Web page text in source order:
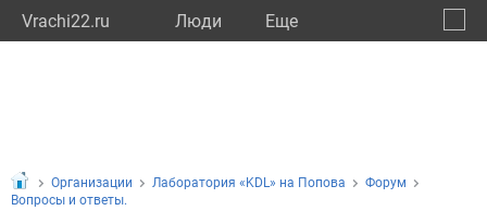
Vrachi22.ru Люди Eще
Организации Лаборатория «KDL» на Попова
Форум
Вопросы и ответы.